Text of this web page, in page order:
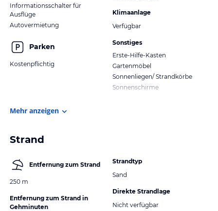
Informationsschalter für
Ausflüge
Autovermietung
Parken
Kostenpflichtig
Klimaanlage
Verfügbar
Sonstiges
Erste-Hilfe-Kasten
Gartenmöbel
Sonnenliegen/ Strandkörbe
Sonnenschirme
Mehr anzeigen
Strand
Entfernung zum Strand
250 m
Entfernung zum Strand in
Gehminuten
Strandtyp
Sand
Direkte Strandlage
Nicht verfügbar